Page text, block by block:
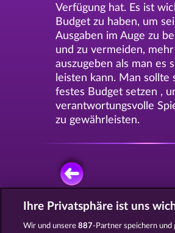
Verfügung hat. Es ist
Budget zu haben, um
Ausgaben im Auge zu
und zu vermeiden, mehr
auszugeben als man es
leisten kann. Man sollte
festes Budget setzen ,
verantwortungsvolle
zu gewährleisten.
KOSTENLOS
Ihre Privatsphäre ist uns
Wir und unsere887-Partner speichern und